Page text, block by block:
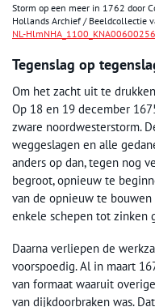
Storm op een meer in 1762 door
Hollands Archief / Beeldcollectie
NL-
Tegenslag op
Om het zacht uit te
Op 18 en 19 december
zware noordwesterstorm.
weggeslagen en alle
anders op dan, tegen nog
begroot, opnieuw te
van de opnieuw te
enkele schepen tot zinken
Daarna verliepen de
voorspoedig. Al in maart
van formaat waaruit
van dijkdoorbraken was.